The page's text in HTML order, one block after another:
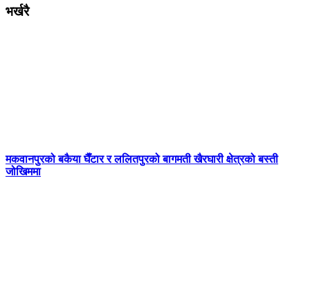
भर्खरै
मकवानपुरको बकैया घैँटार र ललितपुरको बागमती खैरघारी क्षेत्रको बस्ती
जोखिममा